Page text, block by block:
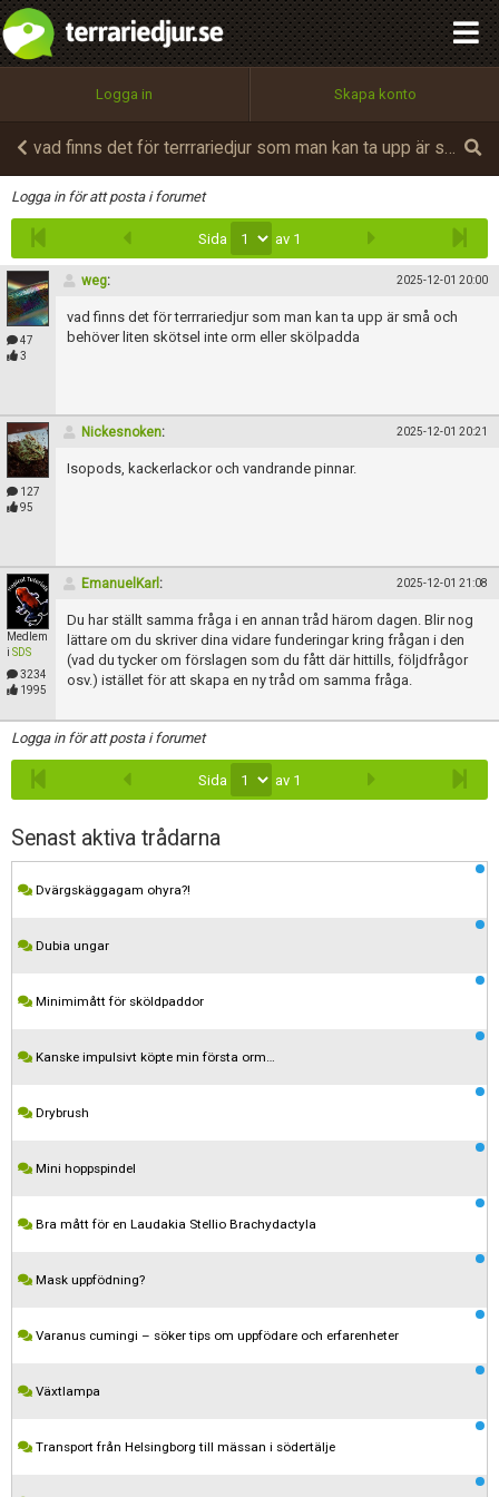
Logga in Skapa konto
vad finns det för terrrariedjur som man kan ta upp är små och behöver liten skötsel
Logga in för att posta i forumet
Sida av 1
47
3
weg: 2025-12-01 20:00
vad finns det för terrrariedjur som man kan ta upp är små och
behöver liten skötsel inte orm eller skölpadda
127
95
Nickesnoken: 2025-12-01 20:21
Isopods, kackerlackor och vandrande pinnar.
Medlem
i SDS
3234
1995
EmanuelKarl : 2025-12-01 21:08
Du har ställt samma fråga i en annan tråd härom dagen. Blir nog
lättare om du skriver dina vidare funderingar kring frågan i den
(vad du tycker om förslagen som du fått där hittills, följdfrågor
osv.) istället för att skapa en ny tråd om samma fråga.
Logga in för att posta i forumet
Sida av 1
Senast aktiva trådarna
Dvärgskäggagam ohyra?!
Dubia ungar
Minimimått för sköldpaddor
Kanske impulsivt köpte min första orm…
Drybrush
Mini hoppspindel
Bra mått för en Laudakia Stellio Brachydactyla
Mask uppfödning?
Varanus cumingi – söker tips om uppfödare och erfarenheter
Växtlampa
Transport från Helsingborg till mässan i södertälje
Infoga
Utför
100%
OK
integritetspolicy
Namn:
Epost:
Användarnamn:
Lösenord:
Privacy Policy
Terms of Service
Begär nytt lösenord
Tillbaka till förstasidan